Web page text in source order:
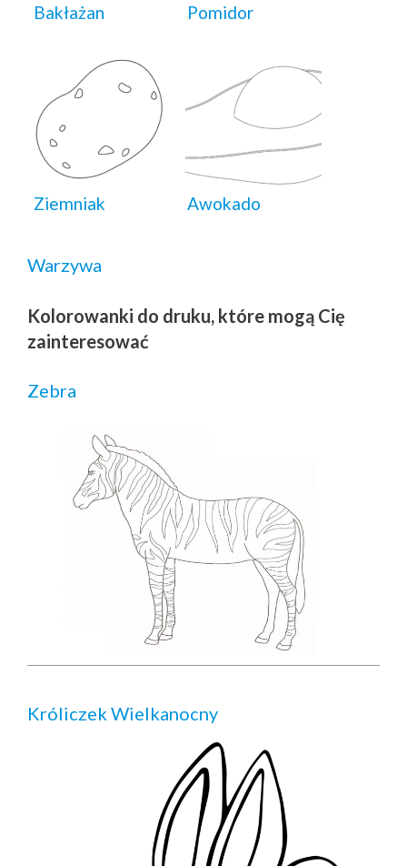
Bakłażan Pomidor
Ziemniak Awokado
Warzywa
Kolorowanki do druku, które mogą Cię
zainteresować
Zebra
Króliczek Wielkanocny